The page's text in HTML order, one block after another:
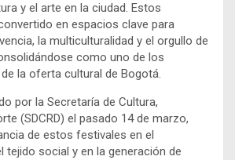
y el arte en la ciudad. Estos
en espacios clave para
la multiculturalidad y el orgullo de
como uno de los
la oferta cultural de Bogotá.
por la Secretaría de Cultura,
(SDCRD) el pasado 14 de marzo,
de estos festivales en el
tejido social y en la generación de